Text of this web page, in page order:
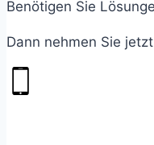
Benötigen Sie
Dann nehmen Sie